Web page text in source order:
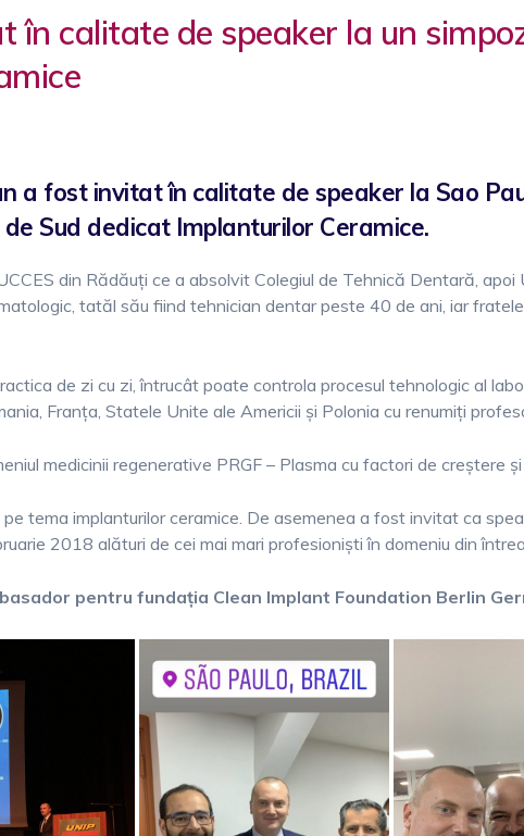
în calitate de speaker la un
a fost invitat în calitate de speaker la Sao
Sud dedicat Implanturilor Ceramice.
din Rădăuți ce a absolvit Colegiul de Tehnică Dentară,
tatăl său fiind tehnician dentar peste 40 de ani, iar
de zi cu zi, întrucât poate controla procesul tehnologic al
Franța, Statele Unite ale Americii și Polonia cu renumiți
medicinii regenerative PRGF – Plasma cu factori de creștere
tema implanturilor ceramice. De asemenea a fost invitat ca
2018 alături de cei mai mari profesioniști în domeniu din
pentru fundația Clean Implant Foundation Berlin